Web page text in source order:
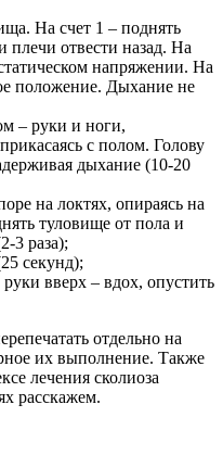
На счет 1 – поднять
плечи отвести назад. На
напряжении. На
положение. Дыхание не
– руки и ноги,
с полом. Голову
дыхание (10-20
на локтях, опираясь на
туловище от пола и
3 раза);
секунд);
вверх – вдох, опустить
отдельно на
их выполнение. Также
лечения сколиоза
расскажем.